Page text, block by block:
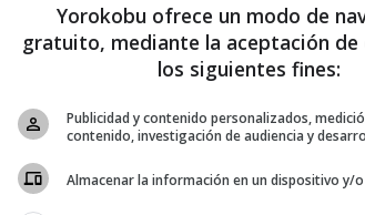
a Le Corbusier acabó sirviendo para
a la web puede ser vista «como una
frivolidad del diseño web de hoy en día».
también los cimientos digitales con
Yorokobu ofrece un modo de
gratuito, mediante la aceptación de
los siguientes fines:
Publicidad y contenido personalizados,
contenido, investigación de audiencia y
Almacenar la información en un dispositivo y/